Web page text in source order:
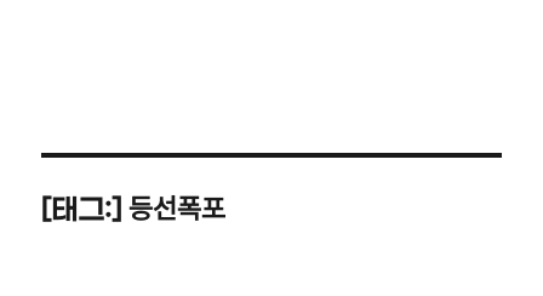
[태그:]등선폭포